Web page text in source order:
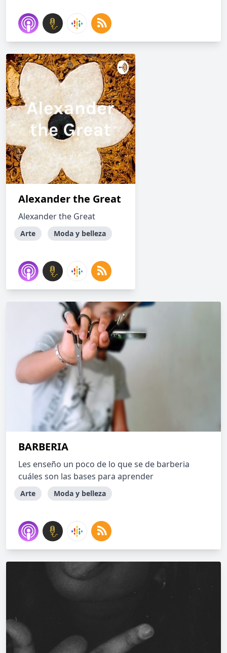
Alexander the Great
Alexander the Great
Arte Moda y belleza
BARBERIA
Les enseño un poco de lo que se de barberia
cuáles son las bases para aprender
Arte Moda y belleza